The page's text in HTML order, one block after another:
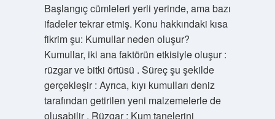
Başlangıç cümleleri yerli yerinde, ama bazı
ifadeler tekrar etmiş. Konu hakkındaki kısa
fikrim şu: Kumullar neden oluşur?
Kumullar, iki ana faktörün etkisiyle oluşur :
rüzgar ve bitki örtüsü . Süreç şu şekilde
gerçekleşir : Ayrıca, kıyı kumulları deniz
tarafından getirilen yeni malzemelerle de
oluşabilir . Rüzgar : Kum tanelerini